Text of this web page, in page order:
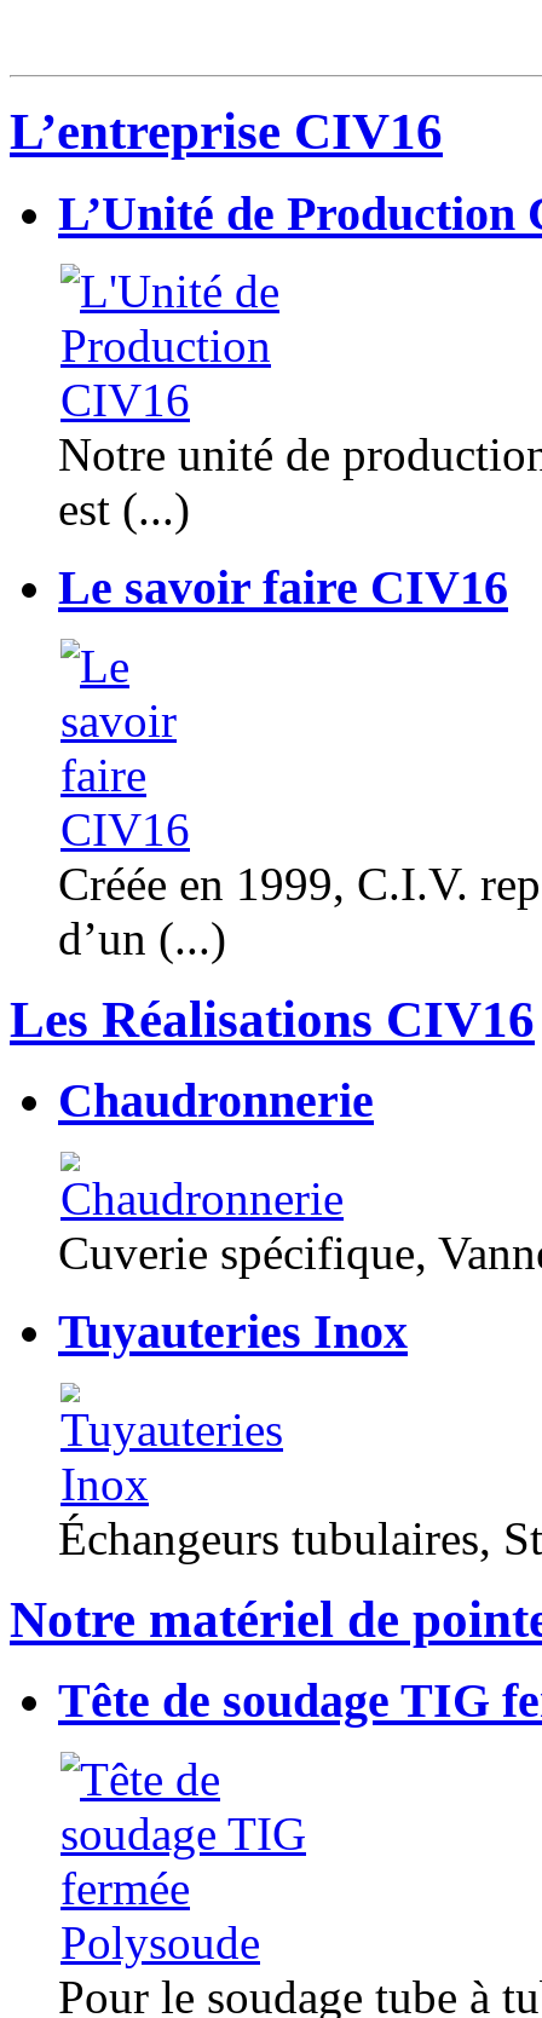
L’entreprise CIV16
L’Unité de Production
Notre unité de
est (...)
Le savoir faire CIV16
Créée en 1999, C.I.V.
d’un (...)
Les Réalisations CIV16
Chaudronnerie
Cuverie spécifique,
Tuyauteries Inox
Échangeurs tubulaires,
Notre matériel de
Tête de soudage TIG
Pour le soudage tube à